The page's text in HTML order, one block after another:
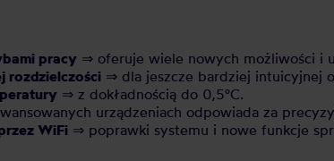
pracy ⇒ oferuje wiele nowych możliwości i
⇒ dla jeszcze bardziej intuicyjnej
⇒ z dokładnością do 0,5°C.
urządzeniach odpowiada za
WiFi ⇒ poprawki systemu i nowe funkcje